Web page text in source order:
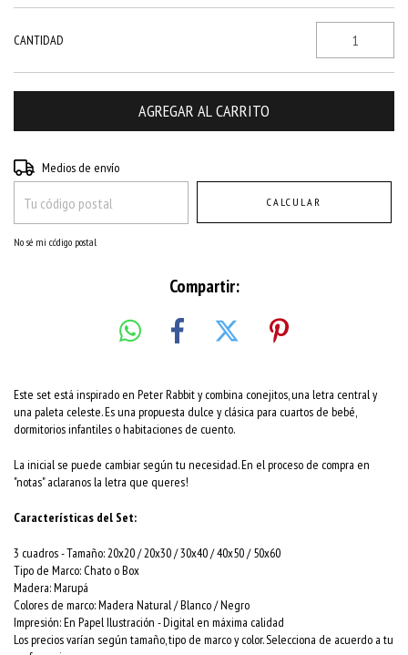
CANTIDAD
Entregas para el CP:
Medios de envío
CALCULAR
No sé mi código postal
Compartir:
Este set está inspirado en Peter Rabbit y combina conejitos, una letra central y
una paleta celeste. Es una propuesta dulce y clásica para cuartos de bebé,
dormitorios infantiles o habitaciones de cuento.
La inicial se puede cambiar según tu necesidad. En el proceso de compra en
"notas" aclaranos la letra que queres!
Características del Set:
3 cuadros -Tamaño: 20x20 / 20x30 / 30x40 / 40x50 / 50x60
Tipo de Marco: Chato o Box
Madera: Marupá
Colores de marco: Madera Natural / Blanco / Negro
Impresión: En Papel Ilustración - Digital en máxima calidad
Los precios varían según tamaño, tipo de marco y color. Selecciona de acuerdo a tu